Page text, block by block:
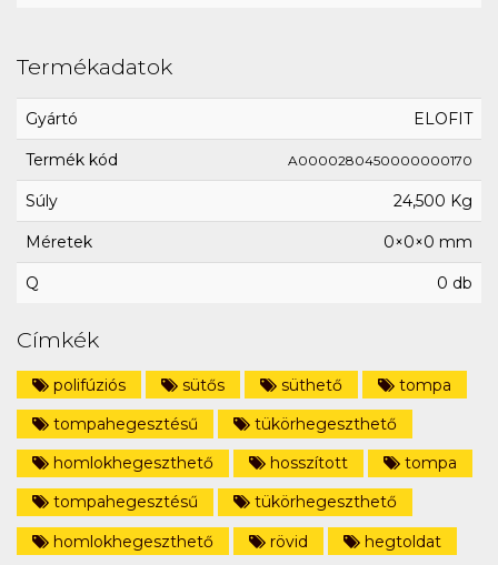
Termékadatok
Gyártó ELOFIT
Termék kód A0000280450000000170
Súly 24,500 Kg
Méretek 0×0×0 mm
Q 0 db
Címkék
polifúziós sütős süthető
tompa
tompahegesztésű
tükörhegeszthető
homlokhegeszthető
hosszított
tompa
tompahegesztésű
tükörhegeszthető
homlokhegeszthető
rövid
hegtoldat